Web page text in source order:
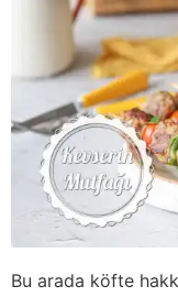
Bu arada köfte